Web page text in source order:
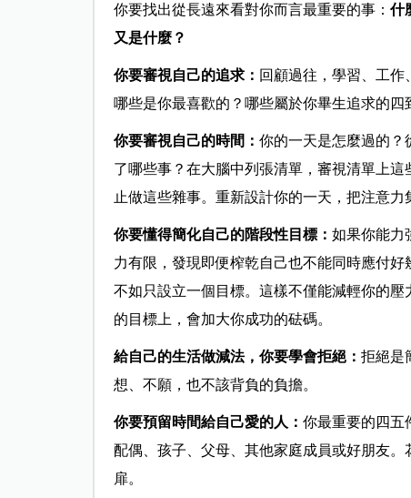
你要找出從長遠來看對你而言最重要的事： 什
又是什麼？
你要審視自己的追求： 回顧過往，學習、工作
哪些是你最喜歡的？哪些屬於你畢生追求的四
你要審視自己的時間： 你的一天是怎麼過的？
了哪些事？在大腦中列張清單，審視清單上
止做這些雜事。重新設計你的一天，把注意力
你要懂得簡化自己的階段性目標： 如果你能力
力有限，發現即便榨乾自己也不能同時應付
不如只設立一個目標。這樣不僅能減輕你的
的目標上，會加大你成功的砝碼。
給自己的生活做減法，你要學會拒絕： 拒絕是
想、不願，也不該背負的負擔。
你要預留時間給自己愛的人： 你最重要的四五
配偶、孩子、父母、其他家庭成員或好朋友
扉。